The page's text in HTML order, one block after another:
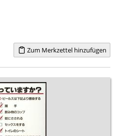
Zum Merkzettel hinzufügen